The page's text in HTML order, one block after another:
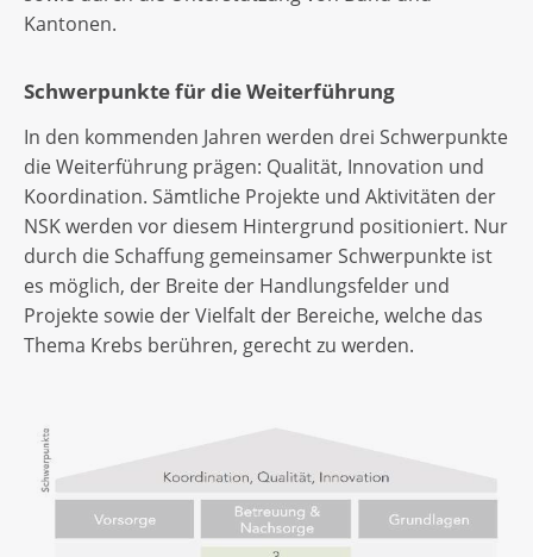
Kantonen.
Schwerpunkte für die Weiterführung
In den kommenden Jahren werden drei Schwerpunkte
die Weiterführung prägen: Qualität, Innovation und
Koordination. Sämtliche Projekte und Aktivitäten der
NSK werden vor diesem Hintergrund positioniert. Nur
durch die Schaffung gemeinsamer Schwerpunkte ist
es möglich, der Breite der Handlungsfelder und
Projekte sowie der Vielfalt der Bereiche, welche das
Thema Krebs berühren, gerecht zu werden.